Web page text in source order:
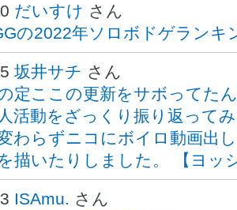
だいすけ さん
の2022年ソロボドゲランキ
坂井サチ さん
定ここの更新をサボってた
活動をざっくり振り返って
わらずニコにボイロ動画出
描いたりしました。 【ヨッ
ISAmu. さん